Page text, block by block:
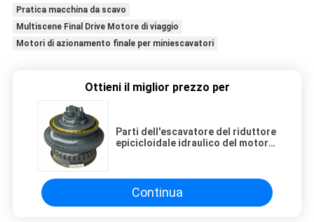
Pratica macchina da scavo
Multiscene Final Drive Motore di viaggio
Motori di azionamento finale per miniescavatori
Ottieni il miglior prezzo per
Parti dell'escavatore del riduttore
epicicloidale idraulico del motore
MSF340VPFH2 21N6034100
Assemblaggio a coppia elevata
per impieghi gravosi
Continua